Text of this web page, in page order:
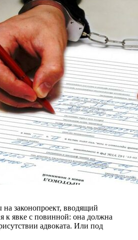
на законопроект, вводящий
к явке с повинной: она должна
адвоката. Или под